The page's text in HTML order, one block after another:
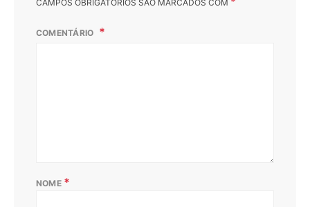
CAMPOS OBRIGATÓRIOS SÃO MARCADOS COM
COMENTÁRIO
NOME *